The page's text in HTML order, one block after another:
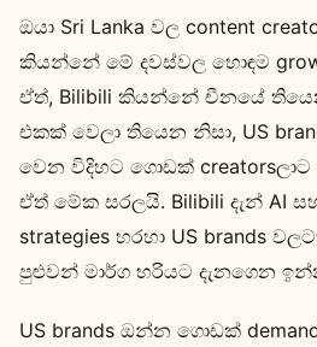
ඔයා Sri Lanka වල content
කියන්නේ මේ දවස්වල හොඳම
ඒත්, Bilibili කියන්නේ චීනයේ
එකක් වෙලා තියෙන නිසා, US
වෙන විදිහට ගොඩක් creatorsලාට
ඒත් මේක සරලයි. Bilibili දැන් AI
strategies හරහා US brands
පුළුවන් මාර්ග හරියට දැනගෙන
US brands ඔන්න ගොඩක්